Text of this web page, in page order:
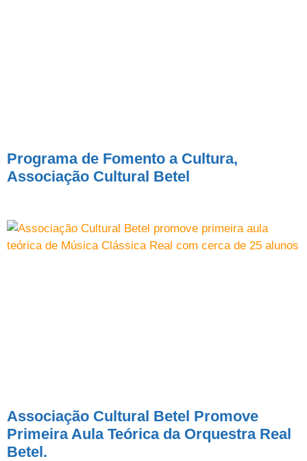
Programa de Fomento a Cultura,
Associação Cultural Betel
Associação Cultural Betel Promove
Primeira Aula Teórica da Orquestra Real
Betel.